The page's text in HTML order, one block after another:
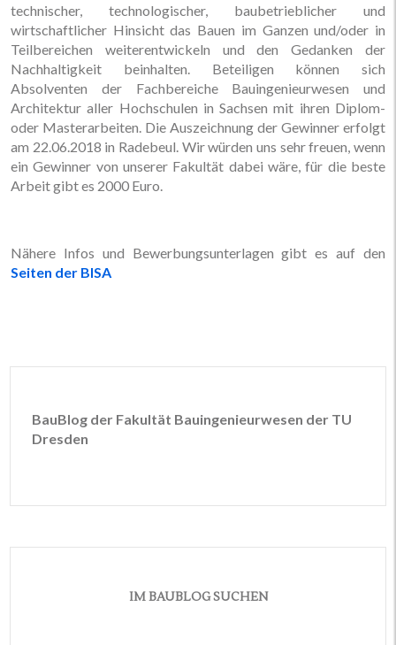
technischer, technologischer, baubetrieblicher und
wirtschaftlicher Hinsicht das Bauen im Ganzen und/oder in
Teilbereichen weiterentwickeln und den Gedanken der
Nachhaltigkeit beinhalten. Beteiligen können sich
Absolventen der Fachbereiche Bauingenieurwesen und
Architektur aller Hochschulen in Sachsen mit ihren Diplom-
oder Masterarbeiten. Die Auszeichnung der Gewinner erfolgt
am 22.06.2018 in Radebeul. Wir würden uns sehr freuen, wenn
ein Gewinner von unserer Fakultät dabei wäre, für die beste
Arbeit gibt es 2000 Euro.
Nähere Infos und Bewerbungsunterlagen gibt es auf den
Seiten der BISA
BauBlog der Fakultät Bauingenieurwesen der TU
Dresden
IM BAUBLOG SUCHEN